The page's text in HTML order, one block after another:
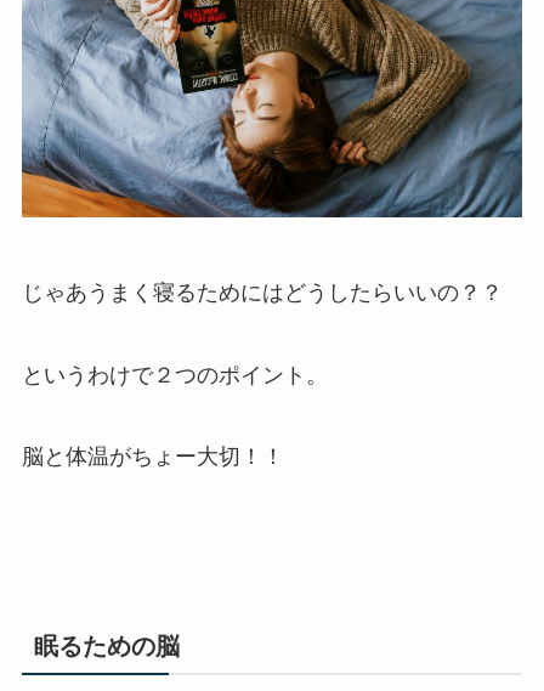
じゃあうまく寝るためにはどうしたらいいの？？
というわけで２つのポイント。
脳と体温がちょー大切！！
眠るための脳